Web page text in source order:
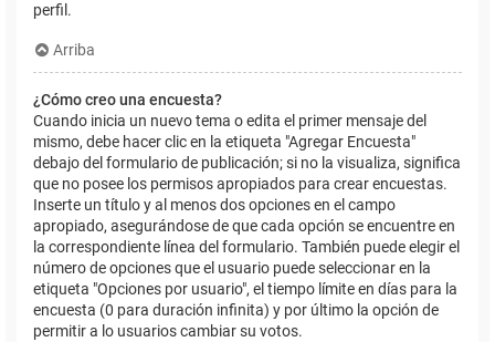
perfil.
Arriba
¿Cómo creo una encuesta?
Cuando inicia un nuevo tema o edita el primer mensaje del
mismo, debe hacer clic en la etiqueta "Agregar Encuesta"
debajo del formulario de publicación; si no la visualiza, significa
que no posee los permisos apropiados para crear encuestas.
Inserte un título y al menos dos opciones en el campo
apropiado, asegurándose de que cada opción se encuentre en
la correspondiente línea del formulario. También puede elegir el
número de opciones que el usuario puede seleccionar en la
etiqueta "Opciones por usuario", el tiempo límite en días para la
encuesta (0 para duración infinita) y por último la opción de
permitir a lo usuarios cambiar su votos.